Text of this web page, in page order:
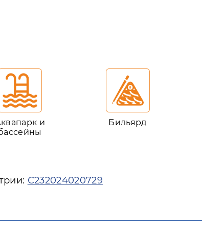
и
Бильярд
С232024020729